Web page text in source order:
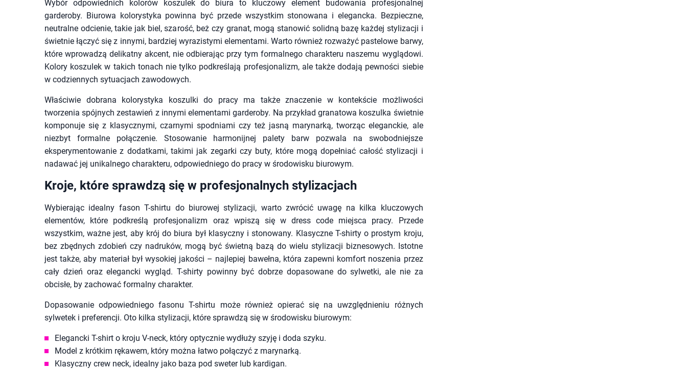
Wybór odpowiednich kolorów koszulek do biura to kluczowy element budowania profesjonalnej
garderoby. Biurowa kolorystyka powinna być przede wszystkim stonowana i elegancka. Bezpieczne,
neutralne odcienie, takie jak biel, szarość, beż czy granat, mogą stanowić solidną bazę każdej stylizacji i
świetnie łączyć się z innymi, bardziej wyrazistymi elementami. Warto również rozważyć pastelowe barwy,
które wprowadzą delikatny akcent, nie odbierając przy tym formalnego charakteru naszemu wyglądowi.
Kolory koszulek w takich tonach nie tylko podkreślają profesjonalizm, ale także dodają pewności siebie
w codziennych sytuacjach zawodowych.
Właściwie dobrana kolorystyka koszulki do pracy ma także znaczenie w kontekście możliwości
tworzenia spójnych zestawień z innymi elementami garderoby. Na przykład granatowa koszulka świetnie
komponuje się z klasycznymi, czarnymi spodniami czy też jasną marynarką, tworząc eleganckie, ale
niezbyt formalne połączenie. Stosowanie harmonijnej palety barw pozwala na swobodniejsze
eksperymentowanie z dodatkami, takimi jak zegarki czy buty, które mogą dopełniać całość stylizacji i
nadawać jej unikalnego charakteru, odpowiedniego do pracy w środowisku biurowym.
Kroje, które sprawdzą się w profesjonalnych stylizacjach
Wybierając idealny fason T-shirtu do biurowej stylizacji, warto zwrócić uwagę na kilka kluczowych
elementów, które podkreślą profesjonalizm oraz wpiszą się w dress code miejsca pracy. Przede
wszystkim, ważne jest, aby krój do biura był klasyczny i stonowany. Klasyczne T-shirty o prostym kroju,
bez zbędnych zdobień czy nadruków, mogą być świetną bazą do wielu stylizacji biznesowych. Istotne
jest także, aby materiał był wysokiej jakości – najlepiej bawełna, która zapewni komfort noszenia przez
cały dzień oraz elegancki wygląd. T-shirty powinny być dobrze dopasowane do sylwetki, ale nie za
obcisłe, by zachować formalny charakter.
Dopasowanie odpowiedniego fasonu T-shirtu może również opierać się na uwzględnieniu różnych
sylwetek i preferencji. Oto kilka stylizacji, które sprawdzą się w środowisku biurowym:
Elegancki T-shirt o kroju V-neck, który optycznie wydłuży szyję i doda szyku.
Model z krótkim rękawem, który można łatwo połączyć z marynarką.
Klasyczny crew neck, idealny jako baza pod sweter lub kardigan.